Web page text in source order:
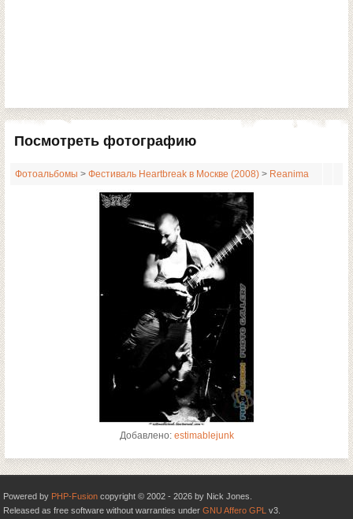
Посмотреть фотографию
Фотоальбомы > Фестиваль Heartbreak в Москве (2008) > Reanima
Добавлено: estimablejunk
Powered by PHP-Fusion copyright © 2002 - 2026 by Nick Jones.
Released as free software without warranties under GNU Affero GPL v3.